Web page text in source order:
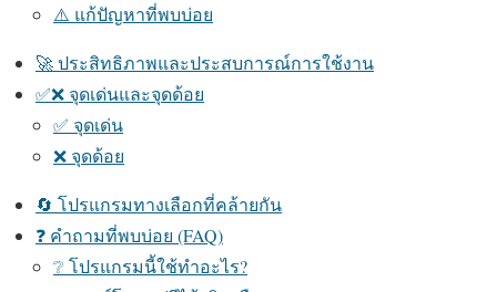
⚠️ แก้ปัญหาที่พบบ่อย
🚀 ประสิทธิภาพและประสบการณ์การใช้งาน
✅❌ จุดเด่นและจุดด้อย
✅ จุดเด่น
❌ จุดด้อย
🔄 โปรแกรมทางเลือกที่คล้ายกัน
❓ คำถามที่พบบ่อย (FAQ)
❔ โปรแกรมนี้ใช้ทำอะไร?